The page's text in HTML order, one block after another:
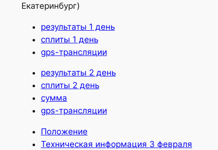
Екатеринбург)
результаты 1 день
сплиты 1 день
gps-трансляции
результаты 2 день
сплиты 2 день
сумма
gps-трансляции
Положение
Техническая информация 3 февраля